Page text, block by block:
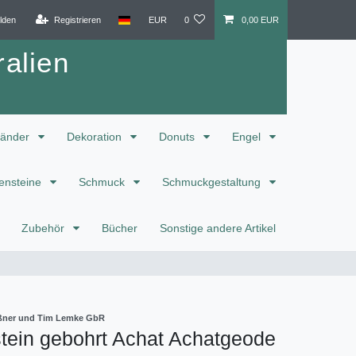
Registrieren EUR 0 0,00 EUR
Dekoration Donuts Engel
Schmuck Schmuckgestaltung
Zubehör Bücher Sonstige andere Artikel
und Tim Lemke GbR
gebohrt Achat Achatgeode